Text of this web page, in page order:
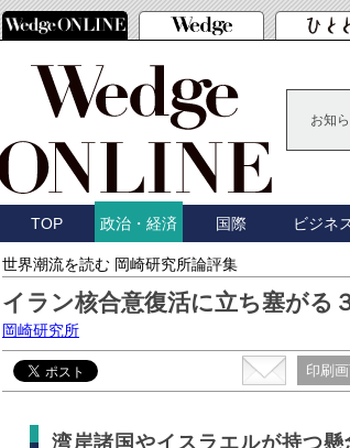
お知
TOP 政治・経済 国際 ビジネ
世界潮流を読む 岡崎研究所論評集
イラン核合意復活に立ち塞がる
岡崎研究所
印刷
湾岸諸国やイスラエルが持つ懸